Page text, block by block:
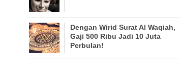
Dengan Wirid Surat Al Waqiah,
Gaji 500 Ribu Jadi 10 Juta
Perbulan!